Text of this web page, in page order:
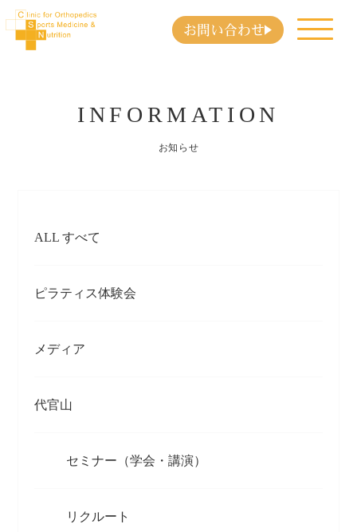
お問い合わせ
INFORMATION
お知らせ
ALL すべて
ピラティス体験会
メディア
代官山
セミナー（学会・講演）
リクルート